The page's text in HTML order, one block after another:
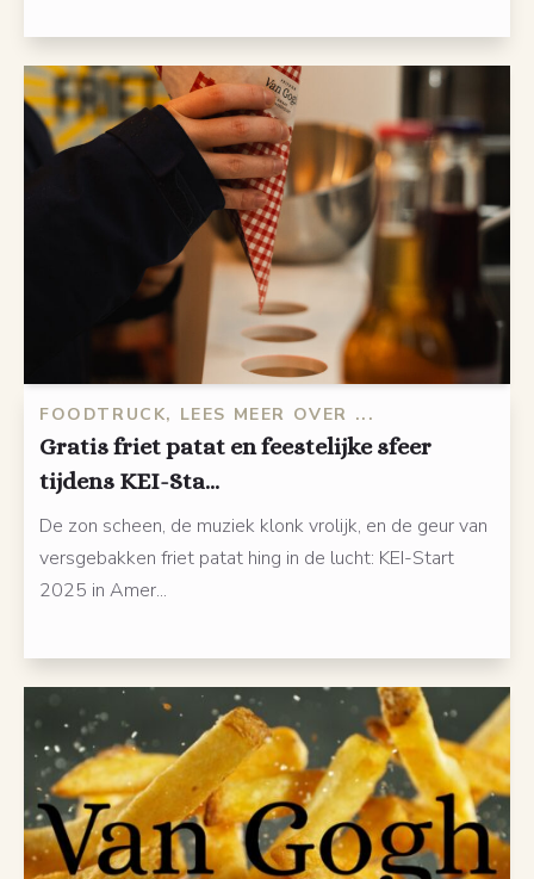
FOODTRUCK, LEES MEER OVER ...
Gratis friet patat en feestelijke sfeer
tijdens KEI-Sta...
De zon scheen, de muziek klonk vrolijk, en de geur van
versgebakken friet patat hing in de lucht: KEI-Start
2025 in Amer...